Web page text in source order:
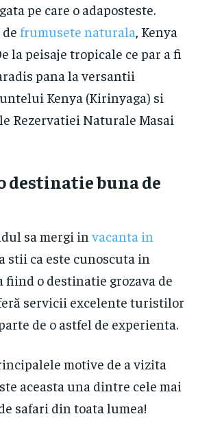
pe care o adaposteste.
frumusete naturala, Kenya
la peisaje tropicale ce par a fi
pana la versantii
Kenya (Kirinyaga) si
Rezervatiei Naturale Masai
destinatie buna de
sa mergi in vacanta in
stii ca este cunoscuta in
fiind o destinatie grozava de
servicii excelente turistilor
de o astfel de experienta.
motive de a vizita
aceasta una dintre cele mai
safari din toata lumea!